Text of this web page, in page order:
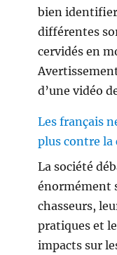
bien
différentes
cervidés en
d’une vidéo
Les français
plus contre la
La société
énormément
chasseurs,
pratiques et
impacts sur